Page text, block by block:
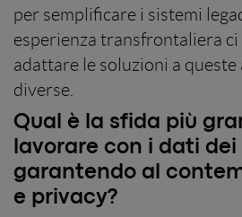
per semplificare i sistemi
esperienza transfrontaliera ci
adattare le soluzioni a
diverse.
Qual è la sfida più
lavorare con i dati
garantendo al
e privacy?